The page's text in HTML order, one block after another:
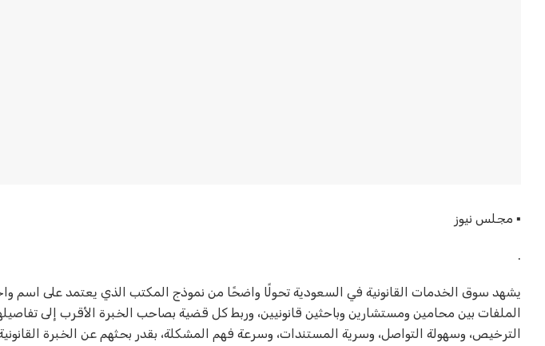
▪︎ مجلس نيوز
.
يشهد سوق الخدمات القانونية في السعودية تحولًا واضحًا من نموذج المكتب الذي يعتمد على اسم
الملفات بين محامين ومستشارين وباحثين قانونيين، وربط كل قضية بصاحب الخبرة الأقرب إلى
الترخيص، وسهولة التواصل، وسرية المستندات، وسرعة فهم المشكلة، بقدر بحثهم عن الخبرة